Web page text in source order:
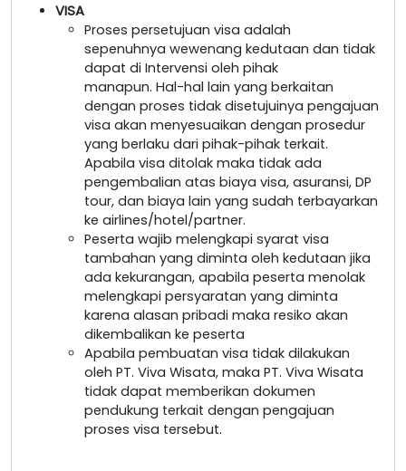
VISA
Proses persetujuan visa adalah
sepenuhnya wewenang kedutaan dan tidak
dapat di Intervensi oleh pihak
manapun. Hal-hal lain yang berkaitan
dengan proses tidak disetujuinya pengajuan
visa akan menyesuaikan dengan prosedur
yang berlaku dari pihak-pihak terkait.
Apabila visa ditolak maka tidak ada
pengembalian atas biaya visa, asuransi, DP
tour, dan biaya lain yang sudah terbayarkan
ke airlines/hotel/partner.
Peserta wajib melengkapi syarat visa
tambahan yang diminta oleh kedutaan jika
ada kekurangan, apabila peserta menolak
melengkapi persyaratan yang diminta
karena alasan pribadi maka resiko akan
dikembalikan ke peserta
Apabila pembuatan visa tidak dilakukan
oleh PT. Viva Wisata, maka PT. Viva Wisata
tidak dapat memberikan dokumen
pendukung terkait dengan pengajuan
proses visa tersebut.